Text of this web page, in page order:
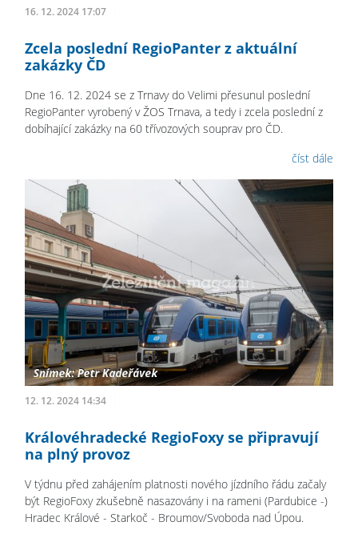
16. 12. 2024 17:07
Zcela poslední RegioPanter z aktuální
zakázky ČD
Dne 16. 12. 2024 se z Trnavy do Velimi přesunul poslední
RegioPanter vyrobený v ŽOS Trnava, a tedy i zcela poslední z
dobíhající zakázky na 60 třívozových souprav pro ČD.
číst dále
12. 12. 2024 14:34
Královéhradecké RegioFoxy se připravují
na plný provoz
V týdnu před zahájením platnosti nového jízdního řádu začaly
být RegioFoxy zkušebně nasazovány i na rameni (Pardubice -)
Hradec Králové - Starkoč - Broumov/Svoboda nad Úpou.